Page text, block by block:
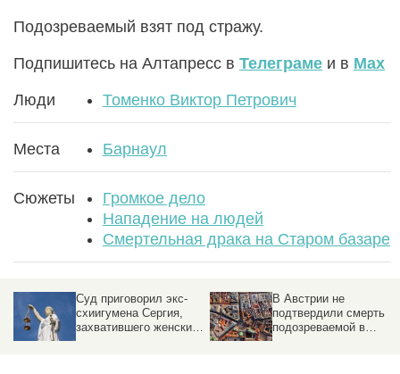
Подозреваемый взят под стражу.
Подпишитесь на Алтапресс в Телеграме и в Max
Люди Томенко Виктор Петрович
Места Барнаул
Сюжеты
Громкое дело
Нападение на людей
Смертельная драка на Старом базаре
Суд приговорил экс-
схиигумена Сергия,
захватившего женский
В Австрии не
подтвердили смерть
подозреваемой в